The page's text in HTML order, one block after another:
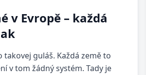
v Evropě – každá
takovej guláš. Každá země to
v tom žádný systém. Tady je